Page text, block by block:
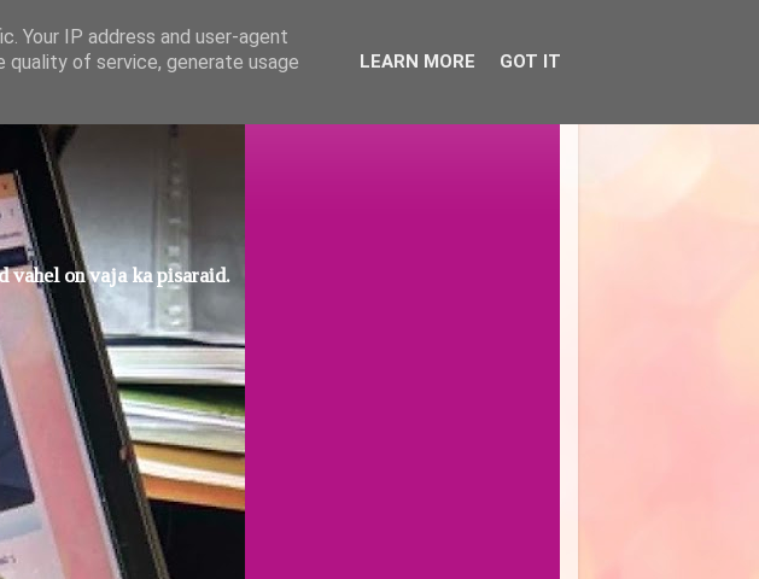
vahel on vaja ka pisaraid.
Your IP address and user-agent
quality of service, generate usage
LEARN MORE GOT IT